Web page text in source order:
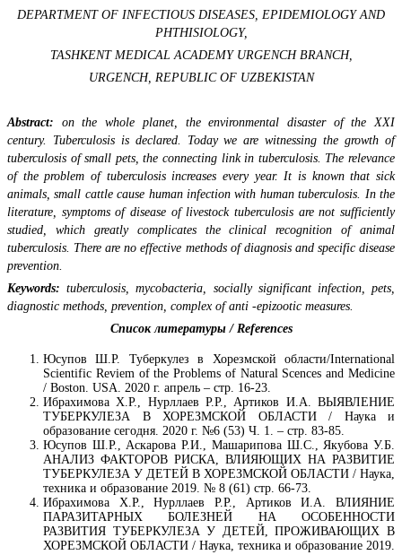
DEPARTMENT OF INFECTIOUS DISEASES, EPIDEMIOLOGY AND
PHTHISIOLOGY,
TASHKENT MEDICAL ACADEMY URGENCH BRANCH,
URGENCH, REPUBLIC OF UZBEKISTAN
Abstract: on the whole planet, the environmental disaster of the XXI
century. Tuberculosis is declared. Today we are witnessing the growth of
tuberculosis of small pets, the connecting link in tuberculosis. The relevance
of the problem of tuberculosis increases every year. It is known that sick
animals, small cattle cause human infection with human tuberculosis. In the
literature, symptoms of disease of livestock tuberculosis are not sufficiently
studied, which greatly complicates the clinical recognition of animal
tuberculosis. There are no effective methods of diagnosis and specific disease
prevention.
Keywords: tuberculosis, mycobacteria, socially significant infection, pets,
diagnostic methods, prevention, complex of anti -epizootic measures.
Список литературы / References
Юсупов Ш.Р. Туберкулез в Хорезмской области/International
Scientific Reviem of the Problems of Natural Scences and Medicine
/ Boston. USA. 2020 г. апрель – стр. 16-23.
Ибрахимова Х.Р., Нурллаев Р.Р., Артиков И.А. ВЫЯВЛЕНИЕ
ТУБЕРКУЛЕЗА В ХОРЕЗМСКОЙ ОБЛАСТИ / Наука и
образование сегодня. 2020 г. №6 (53) Ч. 1. – стр. 83-85.
Юсупов Ш.Р., Аскарова Р.И., Машарипова Ш.С., Якубова У.Б.
АНАЛИЗ ФАКТОРОВ РИСКА, ВЛИЯЮЩИХ НА РАЗВИТИЕ
ТУБЕРКУЛЕЗА У ДЕТЕЙ В ХОРЕЗМСКОЙ ОБЛАСТИ / Наука,
техника и образование 2019. № 8 (61) стр. 66-73.
Ибрахимова Х.Р., Нурллаев Р.Р., Артиков И.А. ВЛИЯНИЕ
ПАРАЗИТАРНЫХ БОЛЕЗНЕЙ НА ОСОБЕННОСТИ
РАЗВИТИЯ ТУБЕРКУЛЕЗА У ДЕТЕЙ, ПРОЖИВАЮЩИХ В
ХОРЕЗМСКОЙ ОБЛАСТИ / Наука, техника и образование 2019.